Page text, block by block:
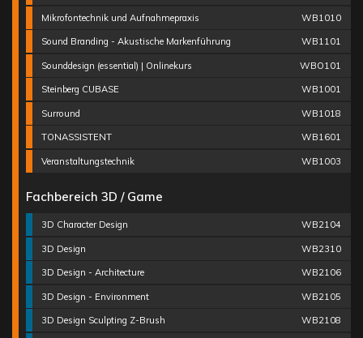
Mikrofontechnik und Aufnahmepraxis WB1010
Sound Branding - Akustische Markenführung WB1101
Sounddesign (essential) | Onlinekurs WBO101
Steinberg CUBASE WB1001
Surround WB1018
TONASSISTENT WB1601
Veranstaltungstechnik WB1003
Fachbereich 3D / Game
3D Character Design WB2104
3D Design WB2310
3D Design - Architecture WB2106
3D Design - Environment WB2105
3D Design Sculpting Z-Brush WB2108